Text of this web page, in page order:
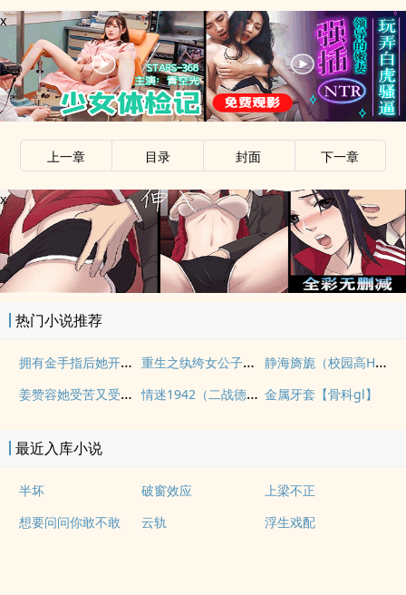
x
上一章 目录 封面 下一章
x
热门小说推荐
拥有金手指后她开始为所欲为（nph） 重生之纨绔女公子（NPH）
静海旖旎（校园高H）
姜赞容她受苦又受难（NPH）
情迷1942（二战德国） 金属牙套【骨科gl】
最近入库小说
半坏 破窗效应
上梁不正
想要问问你敢不敢
云轨 浮生戏配